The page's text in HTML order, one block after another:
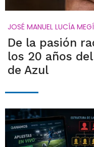
JOSÉ MANUEL LUCÍA
De la pasión
los 20 años
de Azul